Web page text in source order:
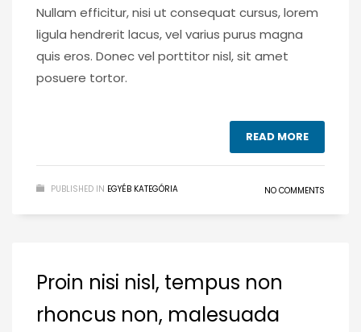
Nullam efficitur, nisi ut consequat cursus, lorem
ligula hendrerit lacus, vel varius purus magna
quis eros. Donec vel porttitor nisl, sit amet
posuere tortor.
READ MORE
PUBLISHED IN EGYÉB KATEGÓRIA NO COMMENTS
Proin nisi nisl, tempus non
rhoncus non, malesuada